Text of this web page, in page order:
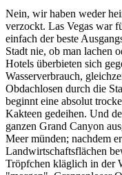
Nein, wir haben weder
verzockt. Las Vegas war
einfach der beste
Stadt nie, ob man lachen
Hotels überbieten sich
Wasserverbrauch,
Obdachlosen durch die
beginnt eine absolut
Kakteen gedeihen. Und
ganzen Grand Canyon
Meer münden; nachdem
Landwirtschaftsflächen
Tröpfchen kläglich in der